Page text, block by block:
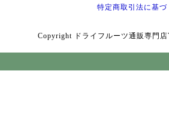
特定商取引法に基づ
Copyright ドライフルーツ通販専門